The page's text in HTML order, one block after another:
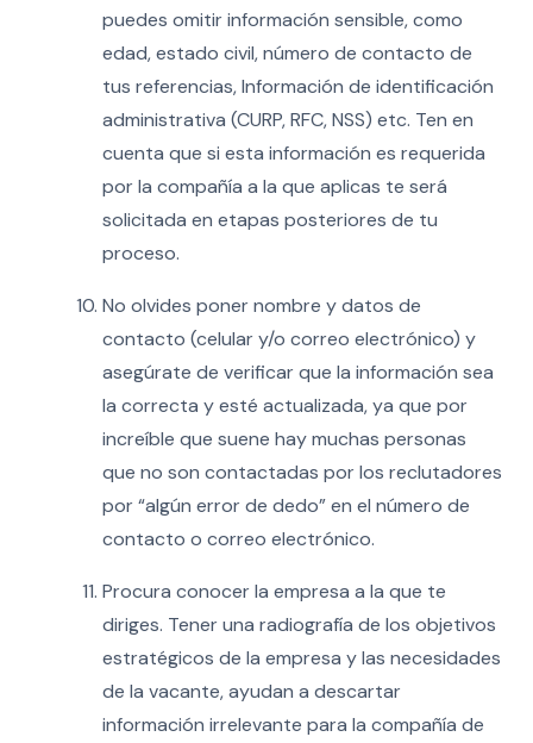
puedes omitir información sensible, como
edad, estado civil, número de contacto de
tus referencias, Información de identificación
administrativa (CURP, RFC, NSS) etc. Ten en
cuenta que si esta información es requerida
por la compañía a la que aplicas te será
solicitada en etapas posteriores de tu
proceso.
No olvides poner nombre y datos de
contacto (celular y/o correo electrónico) y
asegúrate de verificar que la información sea
la correcta y esté actualizada, ya que por
increíble que suene hay muchas personas
que no son contactadas por los reclutadores
por “algún error de dedo” en el número de
contacto o correo electrónico.
Procura conocer la empresa a la que te
diriges. Tener una radiografía de los objetivos
estratégicos de la empresa y las necesidades
de la vacante, ayudan a descartar
información irrelevante para la compañía de